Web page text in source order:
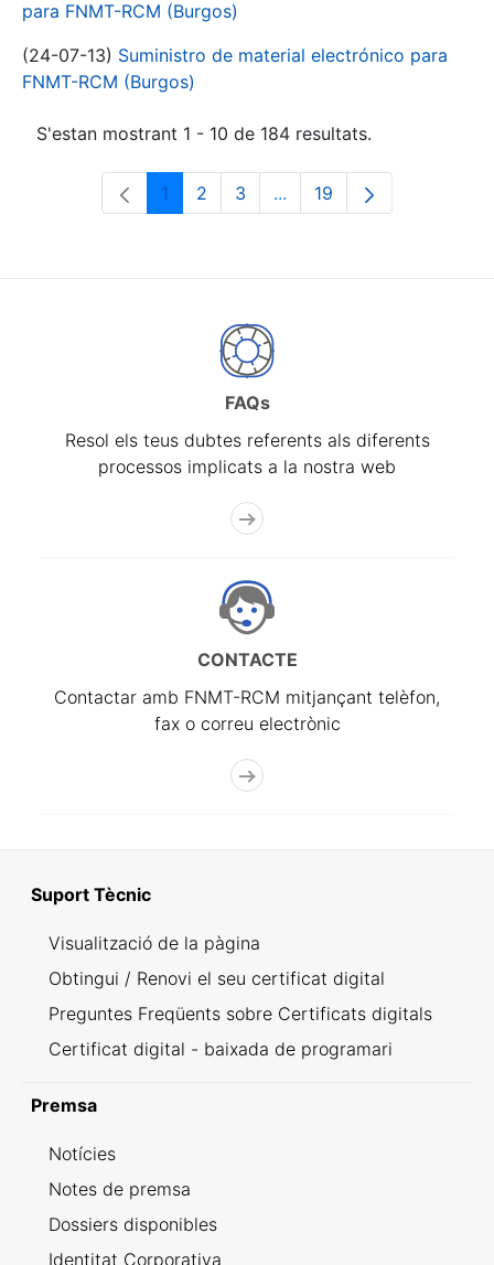
para FNMT-RCM (Burgos)
(24-07-13) Suministro de material electrónico para
FNMT-RCM (Burgos)
S'estan mostrant 1 - 10 de 184 resultats.
Pàgina
1 Pàgina
2 Pàgina
3 ...Pàgines intermèdies
Pàgina
19
FAQs
Resol els teus dubtes referents als diferents
processos implicats a la nostra web
CONTACTE
Contactar amb FNMT-RCM mitjançant telèfon,
fax o correu electrònic
Suport Tècnic
Visualització de la pàgina
Obtingui / Renovi el seu certificat digital
Preguntes Freqüents sobre Certificats digitals
Certificat digital - baixada de programari
Premsa
Notícies
Notes de premsa
Dossiers disponibles
Identitat Corporativa